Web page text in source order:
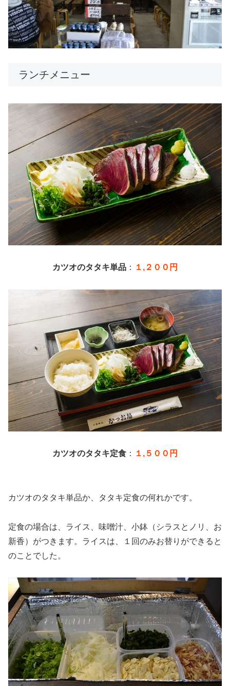
ランチメニュー
カツオのタタキ単品 ： １,２００円
カツオのタタキ定食 ： １,５００円
カツオのタタキ単品か、タタキ定食の何れかです。
定食の場合は、ライス、味噌汁、小鉢（シラスとノリ、お
新香）がつきます。ライスは、１回のみお替りができると
のことでした。